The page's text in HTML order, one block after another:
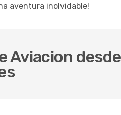
aventura inolvidable!
Aviacion